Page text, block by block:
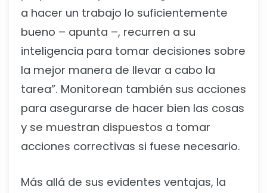
a hacer un trabajo lo suficientemente
bueno – apunta –, recurren a su
inteligencia para tomar decisiones sobre
la mejor manera de llevar a cabo la
tarea”. Monitorean también sus acciones
para asegurarse de hacer bien las cosas
y se muestran dispuestos a tomar
acciones correctivas si fuese necesario.
Más allá de sus evidentes ventajas, la